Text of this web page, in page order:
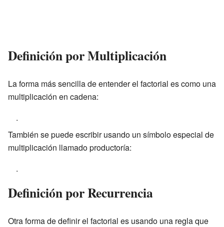
Definición por Multiplicación
La forma más sencilla de entender el factorial es como una
multiplicación en cadena:
.
También se puede escribir usando un símbolo especial de
multiplicación llamado productoría:
.
Definición por Recurrencia
Otra forma de definir el factorial es usando una regla que